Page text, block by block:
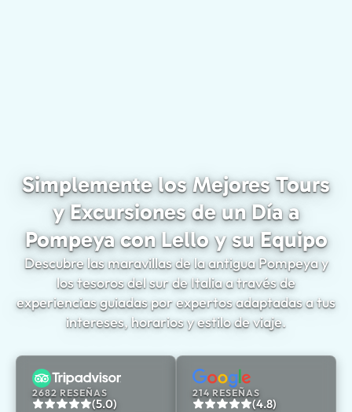
Simplemente los Mejores Tours
y Excursiones de un Día a
Pompeya con Lello y su Equipo
Descubre las maravillas de la antigua Pompeya y
los tesoros del sur de Italia a través de
experiencias guiadas por expertos adaptadas a tus
intereses, horarios y estilo de viaje.
2682 RESEÑAS
(5.0)
214 RESEÑAS
(4.8)